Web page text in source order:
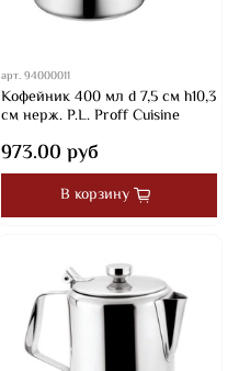
арт.94000011
Кофейник 400 мл d 7,5 см h10,3
см нерж. P.L. Proff Cuisine
973.00 руб
В корзину